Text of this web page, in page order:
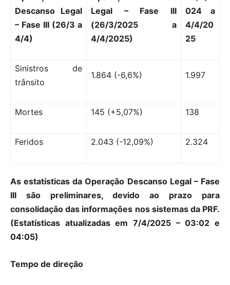
Descanso Legal
– Fase III (26/3 a
4/4)
Legal – Fase III
(26/3/2025 a
4/4/2025)
024 a
4/4/20
25
Sinistros de
trânsito
1.864 (-6,6%) 1.997
Mortes 145 (+5,07%) 138
Feridos 2.043 (-12,09%) 2.324
As estatísticas da Operação Descanso Legal – Fase
III são preliminares, devido ao prazo para
consolidação das informações nos sistemas da PRF.
(Estatísticas atualizadas em 7/4/2025 – 03:02 e
04:05)
Tempo de direção